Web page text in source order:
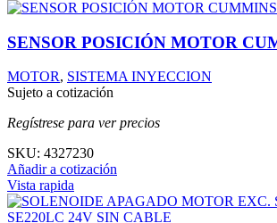
SENSOR POSICIÓN MOTOR
MOTOR, SISTEMA INYECCION
Sujeto a cotización
Regístrese para ver precios
SKU: 4327230
Añadir a cotización
Vista rapida